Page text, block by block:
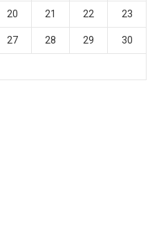
20 21 22 23
27 28 29 30